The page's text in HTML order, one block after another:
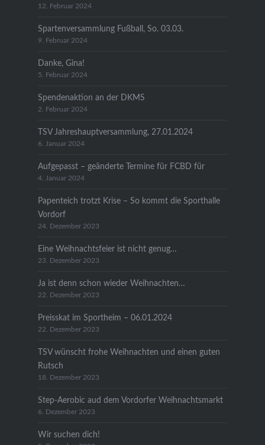
12. Februar 2024
Spartenversammlung Fußball, So. 03.03.
9. Februar 2024
Danke, Gina!
5. Februar 2024
Spendenaktion an der DKMS
2. Februar 2024
TSV Jahreshauptversammlung, 27.01.2024
6. Januar 2024
Aufgepasst – geänderte Termine für FCBD für
4. Januar 2024
Papenteich trotzt Krise – So kommt die Sporthalle
Vordorf
24. Dezember 2023
Eine Weihnachtsfeier ist nicht genug…
23. Dezember 2023
Ja ist denn schon wieder Weihnachten…
22. Dezember 2023
Preisskat im Sportheim – 06.01.2024
22. Dezember 2023
TSV wünscht frohe Weihnachten und einen guten
Rutsch
18. Dezember 2023
Step-Aerobic aud dem Vordorfer Weihnachtsmarkt
6. Dezember 2023
Wir suchen dich!